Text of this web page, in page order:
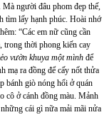
người đâu phom đẹp thế,
tìm lấy hạnh phúc. Hoài nhớ
“Các em nữ cũng cần
trong thời phong kiến cay
vườn khuya một mình để
mạ ra đồng để cấy nốt thửa
bánh giò nóng hổi ở quán
cô ở cánh đồng màu. Mảnh
cái gì nữa mải mãi nửa